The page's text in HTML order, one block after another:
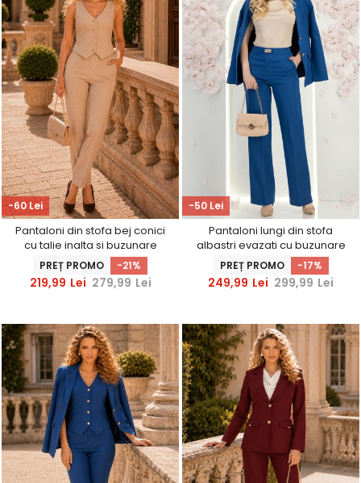
-60 Lei
Pantaloni din stofa bej conici
cu talie inalta si buzunare
laterale - StarShinerS
PREȚ PROMO -21%
219,99 Lei 279,99 Lei
-50 Lei
Pantaloni lungi din stofa
albastri evazati cu buzunare
laterale si accesoriu in talie -
StarShinerS
PREȚ PROMO -17%
249,99 Lei 299,99 Lei